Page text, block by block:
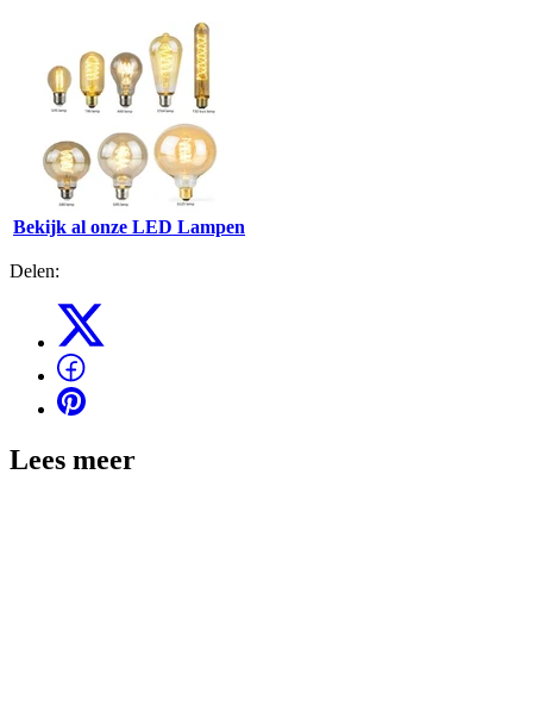
Bekijk al onze LED Lampen
Delen:
Lees meer